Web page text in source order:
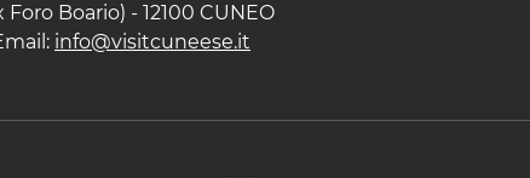
Foro Boario) - 12100 CUNEO
info@visitcuneese.it